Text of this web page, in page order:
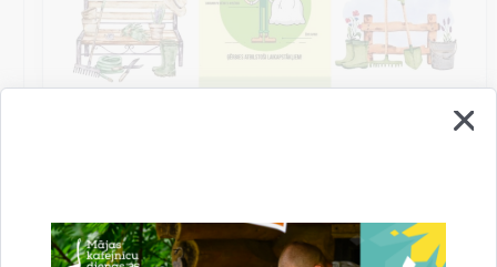
parkā sestdien, 2024. gada 20…